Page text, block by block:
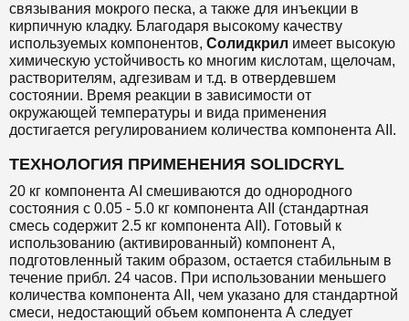
связывания мокрого песка, а также для инъекции в
кирпичную кладку. Благодаря высокому качеству
используемых компонентов, Солидкрил имеет высокую
химическую устойчивость ко многим кислотам, щелочам,
растворителям, адгезивам и т.д. в отвердевшем
состоянии. Время реакции в зависимости от
окружающей температуры и вида применения
достигается регулированием количества компонента AII.
ТЕХНОЛОГИЯ ПРИМЕНЕНИЯ SOLIDCRYL
20 кг компонента AI смешиваются до однородного
состояния с 0.05 - 5.0 кг компонента AII (стандартная
смесь содержит 2.5 кг компонента AII). Готовый к
использованию (активированный) компонент A,
подготовленный таким образом, остается стабильным в
течение прибл. 24 часов. При использовании меньшего
количества компонента AII, чем указано для стандартной
смеси, недостающий объем компонента А следует